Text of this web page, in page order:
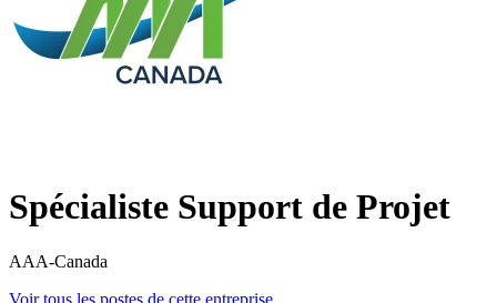
Spécialiste Support de Projet
AAA-Canada
Voir tous les postes de cette entreprise